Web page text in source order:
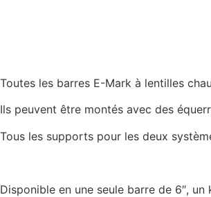
Toutes les barres E-Mark à lentilles
Ils peuvent être montés avec des
Tous les supports pour les deux
Disponible en une seule barre de 6″,